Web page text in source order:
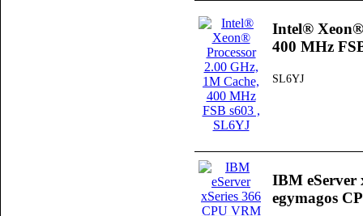
Intel® Xeon®
400 MHz
SL6YJ
IBM eServer
egymagos